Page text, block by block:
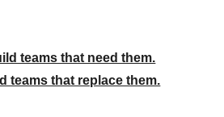
teams that need them.
teams that replace them.